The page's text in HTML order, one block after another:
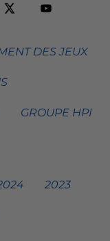
DES JEUX
GROUPE HPI
2023